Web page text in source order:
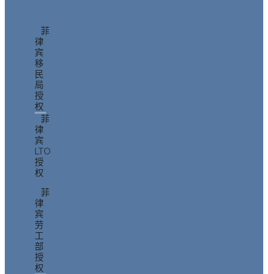
菲
律
宾
移
民
局
授
权
菲
律
宾
LTO
授
权
菲
律
宾
劳
工
部
授
权